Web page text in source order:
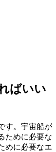
ばいい
す。宇宙船が
ために必要な
めに必要なエ